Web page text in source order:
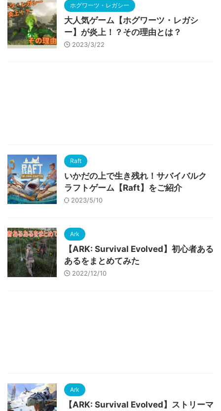
ホグワーツ・レガシー
大人気ゲーム【ホグワーツ・レガシ
ー】が炎上！？その理由とは？
2023/3/22
Raft
いかだの上で生き残れ！サバイバルク
ラフトゲーム【Raft】をご紹介
2023/5/10
Ark
【ARK: Survival Evolved】初心者ある
あるをまとめてみた
2022/12/10
Ark
【ARK: Survival Evolved】ストリーマ